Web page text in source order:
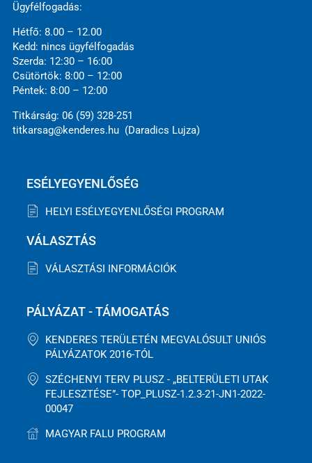
Ügyfélfogadás:
Hétfő: 8.00 – 12.00
Kedd: nincs ügyfélfogadás
Szerda: 12:30 – 16:00
Csütörtök: 8:00 – 12:00
Péntek: 8:00 – 12:00
Titkárság: 06 (59) 328-251
titkarsag@kenderes.hu (Daradics Lujza)
ESÉLYEGYENLŐSÉG
HELYI ESÉLYEGYENLŐSÉGI PROGRAM
VÁLASZTÁS
VÁLASZTÁSI INFORMÁCIÓK
PÁLYÁZAT - TÁMOGATÁS
KENDERES TERÜLETÉN MEGVALÓSULT UNIÓS
PÁLYÁZATOK 2016-TÓL
SZÉCHENYI TERV PLUSZ - „BELTERÜLETI UTAK
FEJLESZTÉSE”- TOP_PLUSZ-1.2.3-21-JN1-2022-
00047
MAGYAR FALU PROGRAM